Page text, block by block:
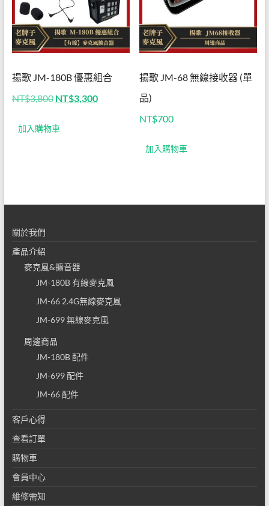
器│
揚歌
小蜜
蜂│
專營
教學
擴音
器
揚歌 JM-180B 優惠組合
NT$3,800 原
價
格：
NT$3,300目
NT$3,300。
加入購物車
揚歌 JM-68 無線接收器 (單
品)
NT$700
加入購物車
關於我們
產品介紹
麥克風&擴音器
JM-180B 有線麥克風
JM-66 2.4G無線麥克風
JM-699 無線麥克風
周邊商品
JM-180B 配件
JM-699 配件
JM-66 配件
客戶心得
查看訂單
購物車
會員中心
維修需知